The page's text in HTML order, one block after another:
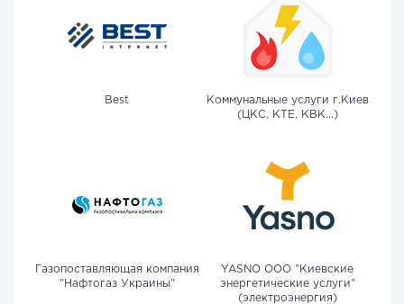
Best
Коммунальные услуги г.Киев
(ЦКС, КТЕ, КВК...)
Газопоставляющая компания
"Нафтогаз Украины"
YASNO OOO "Киевские
энергетические услуги"
(электроэнергия)